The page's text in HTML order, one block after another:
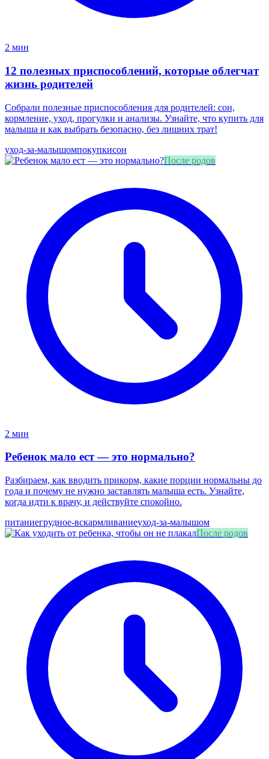
2 мин
12 полезных приспособлений, которые облегчат
жизнь родителей
Собрали полезные приспособления для родителей: сон,
кормление, уход, прогулки и анализы. Узнайте, что купить для
малыша и как выбрать безопасно, без лишних трат!
уход-за-малышомпокупкисон
После родов
2 мин
Ребенок мало ест — это нормально?
Разбираем, как вводить прикорм, какие порции нормальны до
года и почему не нужно заставлять малыша есть. Узнайте,
когда идти к врачу, и действуйте спокойно.
питаниегрудное-вскармливаниеуход-за-малышом
После родов